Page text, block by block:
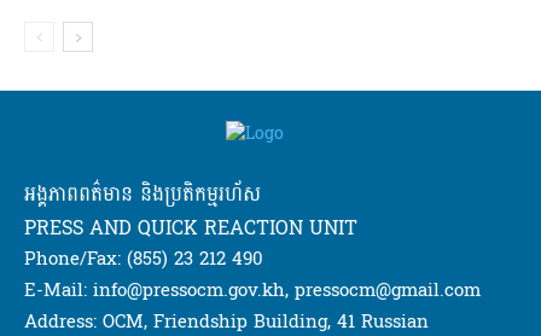
អង្គភាពពត៌មាន និងប្រតិកម្មរហ័ស
PRESS AND QUICK REACTION UNIT
Phone/Fax: (855) 23 212 490
E-Mail: info@pressocm.gov.kh, pressocm@gmail.com
Address: OCM, Friendship Building, 41 Russian